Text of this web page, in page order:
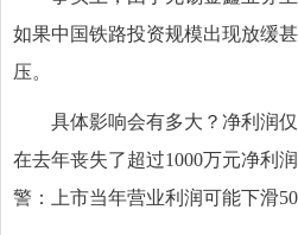
如果中国铁路投资规模出现放缓
压。
具体影响会有多大？净利润仅
在去年丧失了超过1000万元净利
警：上市当年营业利润可能下滑